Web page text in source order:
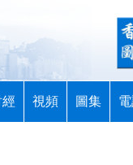
經 視頻 圖集